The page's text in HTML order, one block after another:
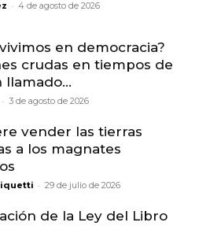
- 4 de agosto de 2026
en democracia?
crudas en tiempos de
llamado...
- 3 de agosto de 2026
vender las tierras
a los magnates
- 29 de julio de 2026
de la Ley del Libro